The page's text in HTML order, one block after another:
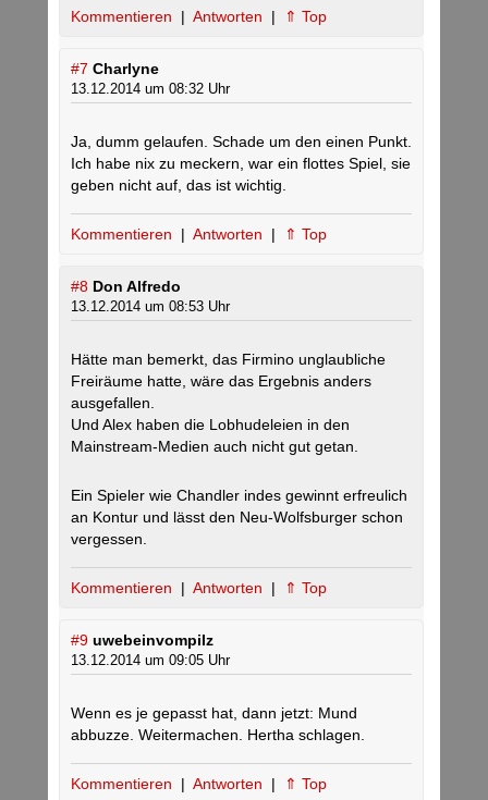
Kommentieren | Antworten | ⇑ Top
#7 Charlyne
13.12.2014 um 08:32 Uhr
Ja, dumm gelaufen. Schade um den einen Punkt.
Ich habe nix zu meckern, war ein flottes Spiel, sie
geben nicht auf, das ist wichtig.
Kommentieren | Antworten | ⇑ Top
#8 Don Alfredo
13.12.2014 um 08:53 Uhr
Hätte man bemerkt, das Firmino unglaubliche
Freiräume hatte, wäre das Ergebnis anders
ausgefallen.
Und Alex haben die Lobhudeleien in den
Mainstream-Medien auch nicht gut getan.
Ein Spieler wie Chandler indes gewinnt erfreulich
an Kontur und lässt den Neu-Wolfsburger schon
vergessen.
Kommentieren | Antworten | ⇑ Top
#9 uwebeinvompilz
13.12.2014 um 09:05 Uhr
Wenn es je gepasst hat, dann jetzt: Mund
abbuzze. Weitermachen. Hertha schlagen.
Kommentieren | Antworten | ⇑ Top